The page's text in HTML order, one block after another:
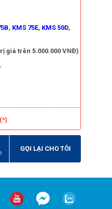
, KMS 75E, KMS 50D,
giá trên 5.000.000 VNĐ)
GỌI LẠI CHO TÔI